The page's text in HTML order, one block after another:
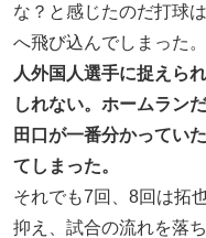
な？と感じたのだ打球
へ飛び込んでしまった。
人外国人選手に捉えら
しれない。ホームラン
田口が一番分かってい
てしまった。
それでも7回、8回は拓
抑え、試合の流れを落